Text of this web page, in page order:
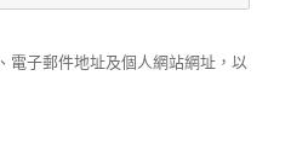
電子郵件地址及個人網站網址，以